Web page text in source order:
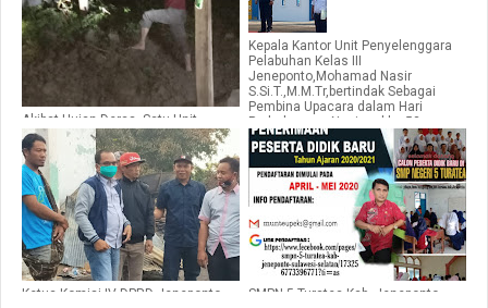
Akibat Hujan Deras, Satu Unit
Rumah Rusak Parah Kena
Longsaran
Kepala Kantor Unit Penyelenggara
Pelabuhan Kelas III
Jeneponto,Mohamad Nasir
S.Si.T.,M.M.Tr,bertindak Sebagai
Pembina Upacara dalam Hari
Perhubungan Nasional ke 53
Ketua Komisi IV DPRD Jeneponto
SMPN 5 Turatea Kab. Jeneponto